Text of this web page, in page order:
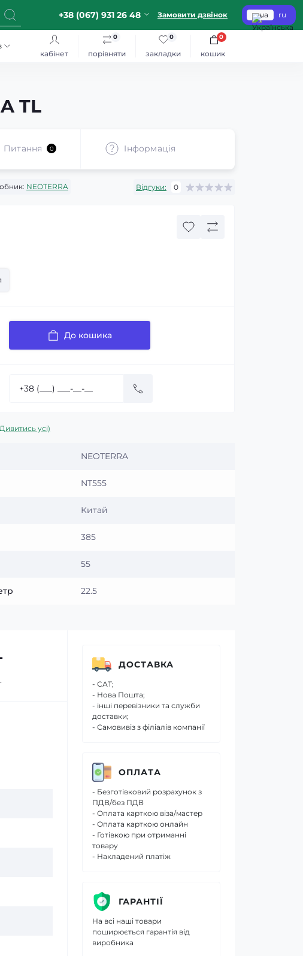
+38 (067) 931 26 48 Замовити дзвінок ua ru
кабінет
порівняти
0
закладки
0
кошик
0
TL
Питання 0 Iнформація
NEOTERRA Відгуки: 0
До кошика
усі)
NEOTERRA
NT555
Китай
385
55
22.5
ДОСТАВКА
- САТ;
- Нова Пошта;
- інші перевізники та служби
доставки;
- Самовивіз з філіалів компанії
ОПЛАТА
- Безготівковий розрахунок з
ПДВ/без ПДВ
- Оплата карткою віза/мастер
- Оплата карткою онлайн
- Готівкою при отриманні
товару
- Накладений платіж
ГАРАНТІЇ
На всі наші товари
поширюється гарантія від
виробника